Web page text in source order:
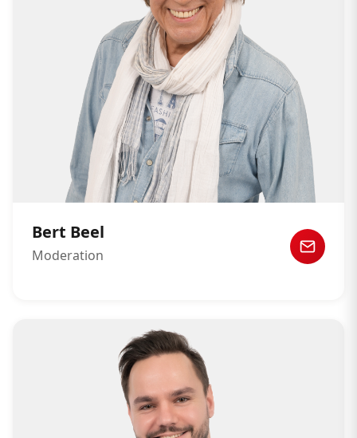
Bert Beel
Moderation